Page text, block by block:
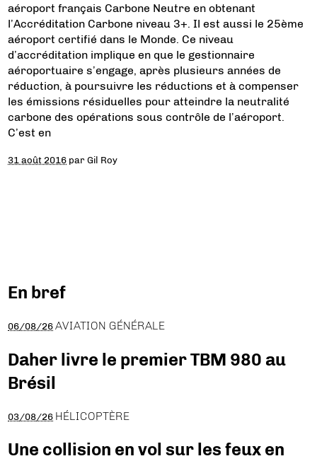
aéroport français Carbone Neutre en obtenant
l’Accréditation Carbone niveau 3+. Il est aussi le 25ème
aéroport certifié dans le Monde. Ce niveau
d’accréditation implique en que le gestionnaire
aéroportuaire s’engage, après plusieurs années de
réduction, à poursuivre les réductions et à compenser
les émissions résiduelles pour atteindre la neutralité
carbone des opérations sous contrôle de l’aéroport.
C’est en
31 août 2016 parGil Roy
En bref
06/08/26 AVIATION GÉNÉRALE
Daher livre le premier TBM 980 au
Brésil
03/08/26 HÉLICOPTÈRE
Une collision en vol sur les feux en